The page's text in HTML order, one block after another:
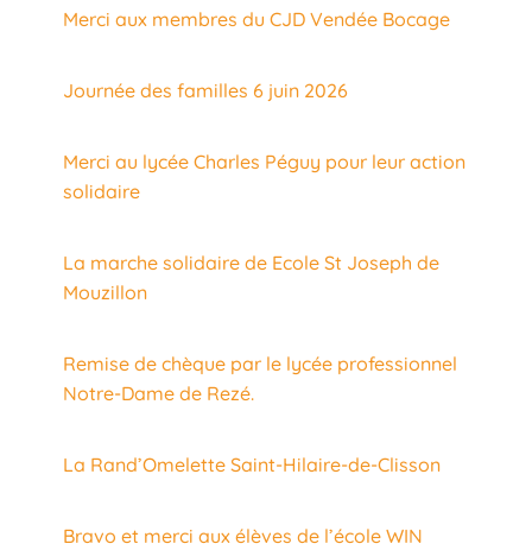
Merci aux membres du CJD Vendée Bocage
Journée des familles 6 juin 2026
Merci au lycée Charles Péguy pour leur action
solidaire
La marche solidaire de Ecole St Joseph de
Mouzillon
Remise de chèque par le lycée professionnel
Notre-Dame de Rezé.
La Rand’Omelette Saint-Hilaire-de-Clisson
Bravo et merci aux élèves de l’école WIN